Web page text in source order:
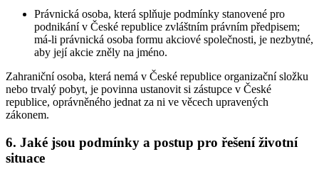
Právnická osoba, která splňuje podmínky stanovené pro
podnikání v České republice zvláštním právním předpisem;
má-li právnická osoba formu akciové společnosti, je nezbytné,
aby její akcie zněly na jméno.
Zahraniční osoba, která nemá v České republice organizační složku
nebo trvalý pobyt, je povinna ustanovit si zástupce v České
republice, oprávněného jednat za ni ve věcech upravených
zákonem.
6. Jaké jsou podmínky a postup pro řešení životní
situace